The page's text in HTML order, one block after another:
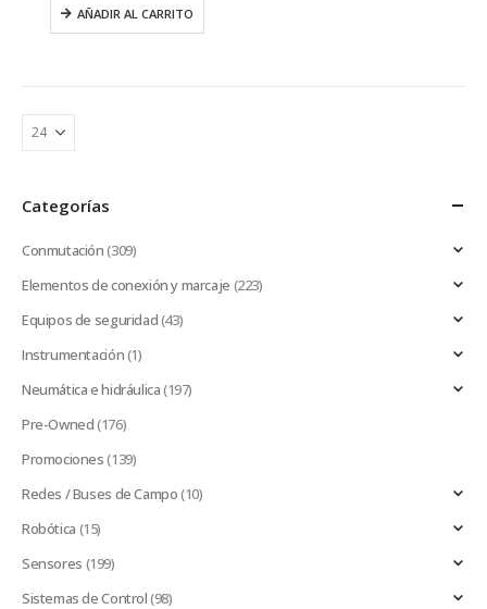
AÑADIR AL CARRITO
Categorías
Conmutación(309)
Elementos de conexión y marcaje (223)
Equipos de seguridad(43)
Instrumentación(1)
Neumática e hidráulica(197)
Pre-Owned(176)
Promociones(139)
Redes / Buses de Campo(10)
Robótica (15)
Sensores (199)
Sistemas de Control(98)